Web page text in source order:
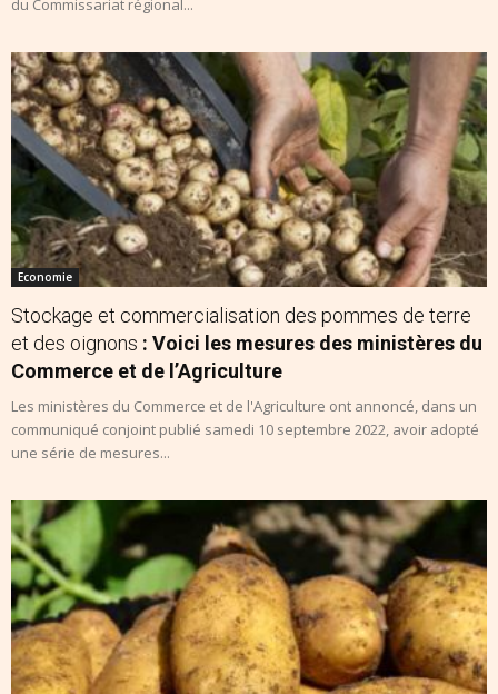
du Commissariat régional...
Economie
Stockage et commercialisation des pommes de terre
et des oignons : Voici les mesures des ministères du
Commerce et de l’Agriculture
Les ministères du Commerce et de l'Agriculture ont annoncé, dans un
communiqué conjoint publié samedi 10 septembre 2022, avoir adopté
une série de mesures...